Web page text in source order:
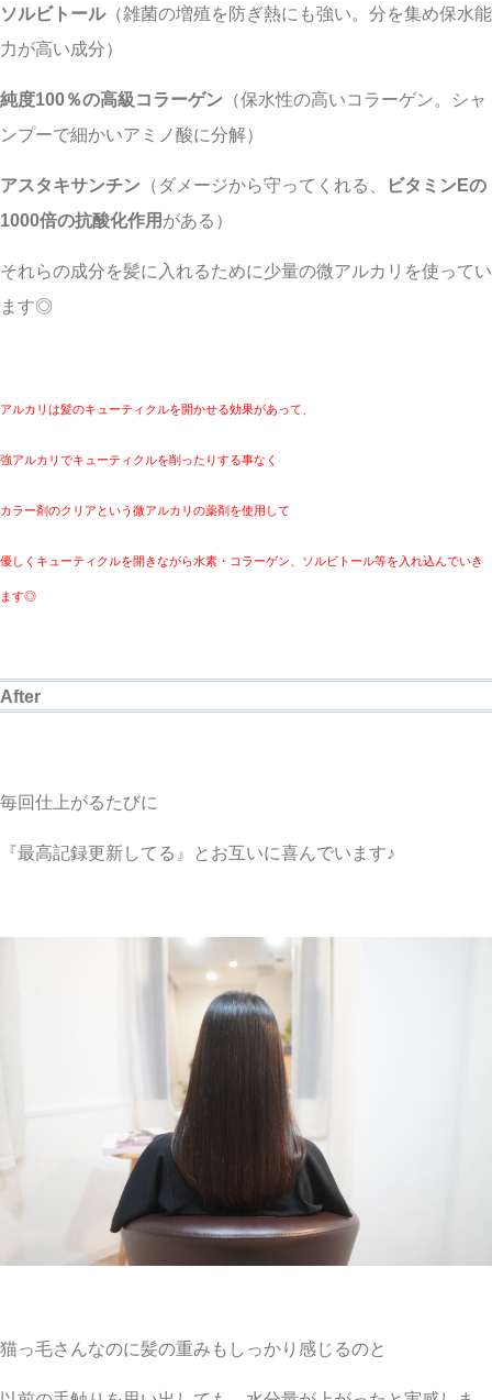
ソルビトール（雑菌の増殖を防ぎ熱にも強い。分を集め保水能
力が高い成分）
純度100％の高級コラーゲン （保水性の高いコラーゲン。シャ
ンプーで細かいアミノ酸に分解）
アスタキサンチン （ダメージから守ってくれる、
ビタミンEの
1000倍の抗酸化作用 がある）
それらの成分を髪に入れるために少量の微アルカリを使ってい
ます◎
アルカリは髪のキューティクルを開かせる効果があって、
強アルカリでキューティクルを削ったりする事なく
カラー剤のクリアという微アルカリの薬剤を使用して
優しくキューティクルを開きながら水素・コラーゲン、ソルビトール等を入れ込んでいき
ます◎
After
毎回仕上がるたびに
『最高記録更新してる』とお互いに喜んでいます♪
猫っ毛さんなのに髪の重みもしっかり感じるのと